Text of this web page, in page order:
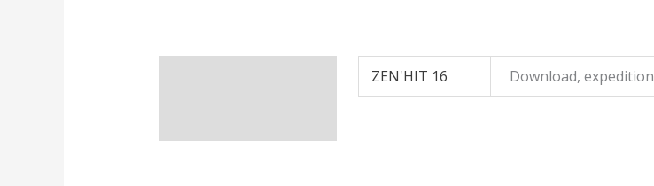
ZEN'HIT 16 Download, expedition